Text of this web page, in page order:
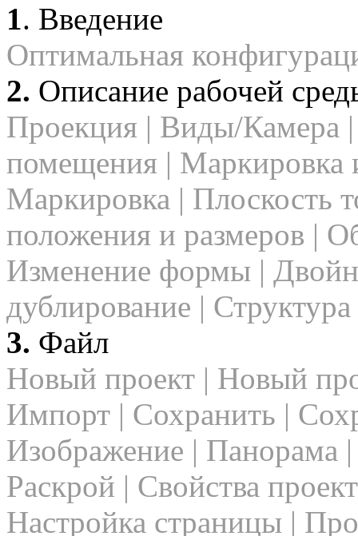
1. Введение
Оптимальная
2. Описание рабочей
Проекция | Виды/Камера
помещения | Маркировка
Маркировка | Плоскость
положения и размеров |
Изменение формы |
дублирование |
3. Файл
Новый проект | Новый
Импорт | Сохранить |
Изображение | Панорама
Раскрой | Свойства
Настройка страницы |